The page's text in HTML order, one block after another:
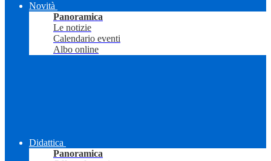
Novità
Panoramica
Le notizie
Calendario eventi
Albo online
Didattica
Panoramica